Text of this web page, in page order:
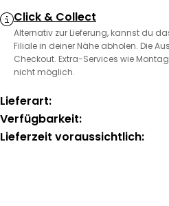
Click & Collect
Alternativ zur Lieferung, kannst du
Filiale in deiner Nähe abholen. Die
Checkout. Extra-Services wie
nicht möglich.
Lieferart:
Verfügbarkeit:
Lieferzeit voraussichtlich: